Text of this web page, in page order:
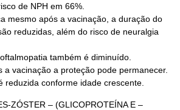
de NPH em 66%.
mesmo após a vacinação, a duração do
reduzidas, além do risco de neuralgia
também é diminuído.
a vacinação a proteção pode permanecer.
reduzida conforme idade crescente.
ZÓSTER – (GLICOPROTEÍNA E –